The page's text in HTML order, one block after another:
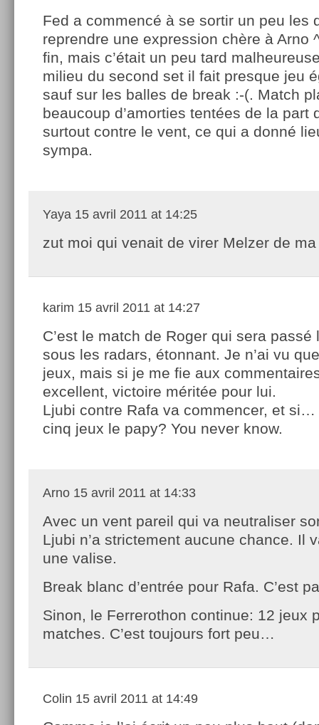
Fed a commencé à se sortir un peu les
reprendre une expression chère à Arno
fin, mais c’était un peu tard
milieu du second set il fait presque jeu
sauf sur les balles de break :-(. Match
beaucoup d’amorties tentées de la part
surtout contre le vent, ce qui a donné
sympa.
Yaya 15 avril 2011 at 14:25
zut moi qui venait de virer Melzer de
karim 15 avril 2011 at 14:27
C’est le match de Roger qui sera passé
sous les radars, étonnant. Je n’ai vu
jeux, mais si je me fie aux
excellent, victoire méritée pour lui.
Ljubi contre Rafa va commencer, et
cinq jeux le papy? You never know.
Arno 15 avril 2011 at 14:33
Avec un vent pareil qui va neutraliser
Ljubi n’a strictement aucune chance. Il
une valise.
Break blanc d’entrée pour Rafa. C’est
Sinon, le Ferrerothon continue: 12 jeux
matches. C’est toujours fort peu…
Colin 15 avril 2011 at 14:49